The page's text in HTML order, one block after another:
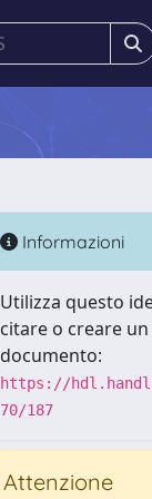
Informazioni
Utilizza questo
citare o creare
documento:
https://
70/187
Attenzione